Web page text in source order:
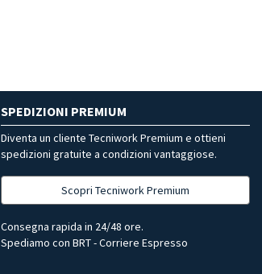
SPEDIZIONI PREMIUM
Diventa un cliente Tecniwork Premium e ottieni
spedizioni gratuite a condizioni vantaggiose.
Scopri Tecniwork Premium
Consegna rapida in 24/48 ore.
Spediamo con BRT - Corriere Espresso